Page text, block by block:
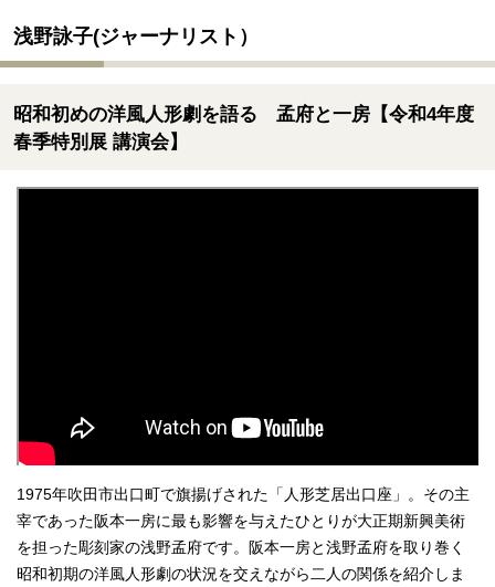
浅野詠子(ジャーナリスト）
昭和初めの洋風人形劇を語る 孟府と一房【令和4年度
春季特別展 講演会】
1975年吹田市出口町で旗揚げされた「人形芝居出口座」。その主
宰であった阪本一房に最も影響を与えたひとりが大正期新興美術
を担った彫刻家の浅野孟府です。阪本一房と浅野孟府を取り巻く
昭和初期の洋風人形劇の状況を交えながら二人の関係を紹介しま